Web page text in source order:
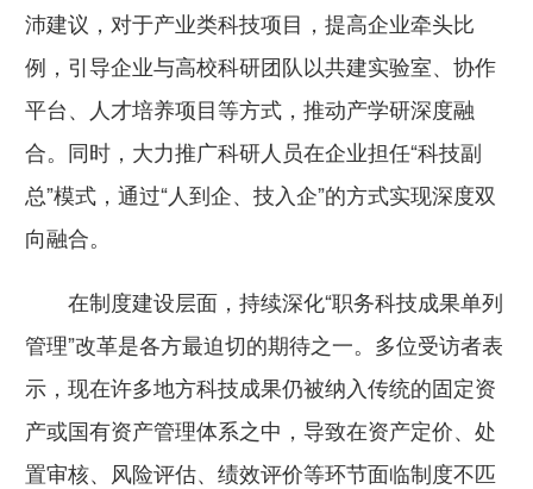
沛建议，对于产业类科技项目，提高企业牵头比
例，引导企业与高校科研团队以共建实验室、协作
平台、人才培养项目等方式，推动产学研深度融
合。同时，大力推广科研人员在企业担任“科技副
总”模式，通过“人到企、技入企”的方式实现深度双
向融合。
在制度建设层面，持续深化“职务科技成果单列
管理”改革是各方最迫切的期待之一。多位受访者表
示，现在许多地方科技成果仍被纳入传统的固定资
产或国有资产管理体系之中，导致在资产定价、处
置审核、风险评估、绩效评价等环节面临制度不匹